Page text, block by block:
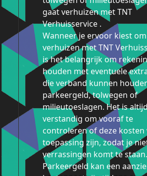
gaat verhuizen met TNT
Verhuisservice .
Wanneer je ervoor kiest
verhuizen met TNT
is het belangrijk om
houden met eventuele
die verband kunnen
parkeergeld, tolwegen of
milieutoeslagen. Het is
verstandig om vooraf te
controleren of deze kosten
toepassing zijn, zodat je
verrassingen komt te staan.
Parkeergeld kan een